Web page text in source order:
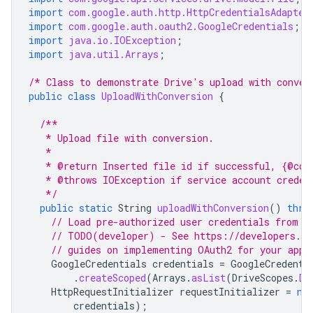
import com.google.auth.http.HttpCredentialsAdapter
import com.google.auth.oauth2.GoogleCredentials ;
import java.io.IOException ;
import java.util.Arrays ;
/* Class to demonstrate Drive's upload with
public class UploadWithConversion {
/**
   * Upload file with conversion.
   *
* @return Inserted file id if successful,
* @throws IOException if service account
   */
public static String uploadWithConversion()
// Load pre-authorized user credentials from
// TODO(developer) - See https://
// guides on implementing OAuth2 for your
GoogleCredentials credentials =
.createScoped(Arrays .asList(DriveScopes .
HttpRequestInitializer requestInitializer = new
credentials);